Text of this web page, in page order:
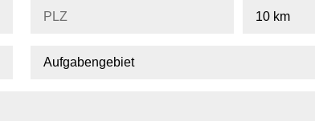
10 km
Aufgabengebiet